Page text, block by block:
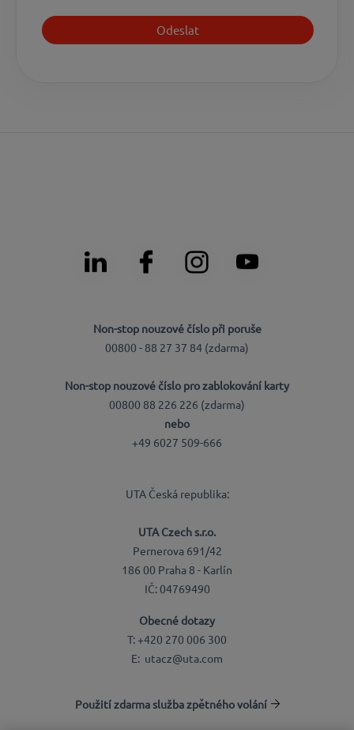
Non-stop nouzové číslo při poruše
00800 - 88 27 37 84 (zdarma)
Non-stop nouzové číslo pro zablokování karty
00800 88 226 226 (zdarma)
nebo
+49 6027 509-666
UTA Česká republika:
UTA Czech s.r.o.
Pernerova 691/42
186 00 Praha 8 - Karlín
IČ: 04769490
Obecné dotazy
T: +420 270 006 300
E: utacz@uta.com
Použití zdarma služba zpětného volání